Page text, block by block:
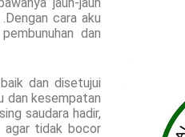
cara aku
dan
dan disetujui
dan kesempatan
saudara hadir,
agar tidak bocor